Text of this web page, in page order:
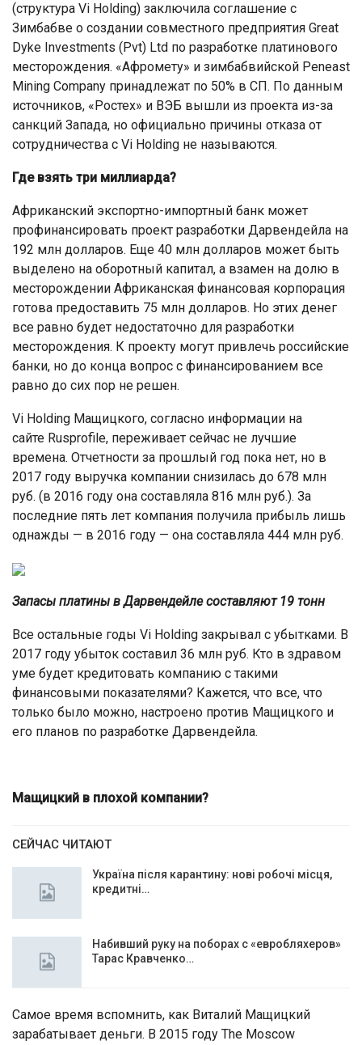
(структура Vi Holding) заключила соглашение с
Зимбабве о создании совместного предприятия Great
Dyke Investments (Pvt) Ltd по разработке платинового
месторождения. «Афромету» и зимбабвийской Peneast
Mining Company принадлежат по 50% в СП. По данным
источников, «Ростех» и ВЭБ вышли из проекта из-за
санкций Запада, но официально причины отказа от
сотрудничества с Vi Holding не называются.
Где взять три миллиарда?
Африканский экспортно-импортный банк может
профинансировать проект разработки Дарвендейла на
192 млн долларов. Еще 40 млн долларов может быть
выделено на оборотный капитал, а взамен на долю в
месторождении Африканская финансовая корпорация
готова предоставить 75 млн долларов. Но этих денег
все равно будет недостаточно для разработки
месторождения. К проекту могут привлечь российские
банки, но до конца вопрос с финансированием все
равно до сих пор не решен.
Vi Holding Мащицкого, согласно информации на
сайте Rusprofile, переживает сейчас не лучшие
времена. Отчетности за прошлый год пока нет, но в
2017 году выручка компании снизилась до 678 млн
руб. (в 2016 году она составляла 816 млн руб.). За
последние пять лет компания получила прибыль лишь
однажды — в 2016 году — она составляла 444 млн руб.
Запасы платины в Дарвендейле составляют 19 тонн
Все остальные годы Vi Holding закрывал с убытками. В
2017 году убыток составил 36 млн руб. Кто в здравом
уме будет кредитовать компанию с такими
финансовыми показателями? Кажется, что все, что
только было можно, настроено против Мащицкого и
его планов по разработке Дарвендейла.
Мащицкий в плохой компании?
СЕЙЧАС ЧИТАЮТ
Україна після карантину: нові робочі місця,
кредитні…
Набивший руку на поборах с «евробляхеров»
Тарас Кравченко…
Самое время вспомнить, как Виталий Мащицкий
зарабатывает деньги. В 2015 году The Moscow